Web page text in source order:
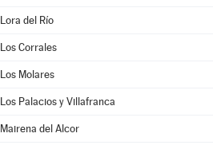
Lora del Río
Los Corrales
Los Molares
Los Palacios y Villafranca
Mairena del Alcor